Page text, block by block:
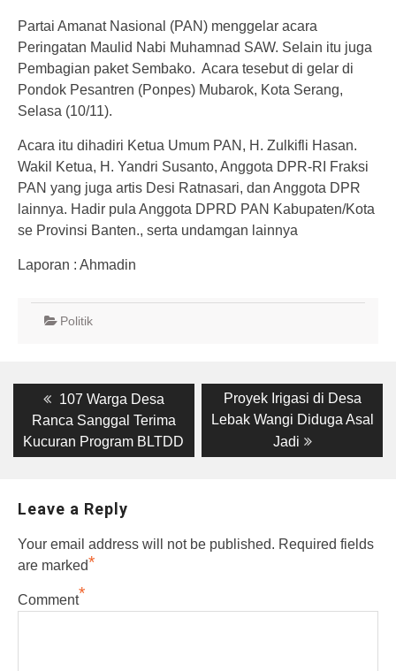
Partai Amanat Nasional (PAN) menggelar acara
Peringatan Maulid Nabi Muhamnad SAW. Selain itu juga
Pembagian paket Sembako. Acara tesebut di gelar di
Pondok Pesantren (Ponpes) Mubarok, Kota Serang,
Selasa (10/11).
Acara itu dihadiri Ketua Umum PAN, H. Zulkifli Hasan.
Wakil Ketua, H. Yandri Susanto, Anggota DPR-RI Fraksi
PAN yang juga artis Desi Ratnasari, dan Anggota DPR
lainnya. Hadir pula Anggota DPRD PAN Kabupaten/Kota
se Provinsi Banten., serta undamgan lainnya
Laporan : Ahmadin
Politik
Post
navigation
Previous
post:
107 Warga Desa
Ranca Sanggal Terima
Kucuran Program BLTDD
Next
post:
Proyek Irigasi di Desa
Lebak Wangi Diduga Asal
Jadi
Leave a Reply
Your email address will not be published. Required fields
are marked*
Comment*